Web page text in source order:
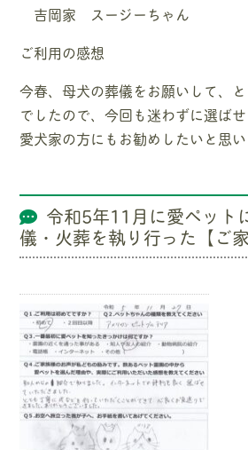
吉岡家 スージーちゃん
ご利用の感想
今春、母犬の葬儀をお願いして、
でしたので、今回も迷わずに選ばせ
愛犬家の方にもお勧めしたいと思い
令和5年11月に愛ペット
儀・火葬を執り行った【ご